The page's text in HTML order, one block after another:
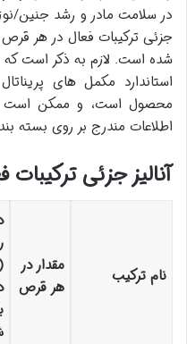
در سلامت مادر و رشد جنین/
جزئی ترکیبات فعال در هر قرص
شده است. لازم به ذکر است که
استاندارد مکمل های
محصول است، و ممکن است
اطلاعات مندرج بر روی بسته
آنالیز جزئی
نام ترکیب
مقدار در
هر قرص